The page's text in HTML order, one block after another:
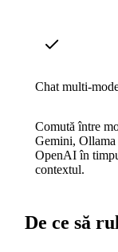
Chat multi-
Comută între
Gemini,
OpenAI în
contextul.
De ce să